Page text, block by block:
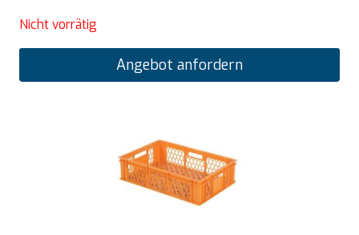
Nicht vorrätig
Angebot anfordern